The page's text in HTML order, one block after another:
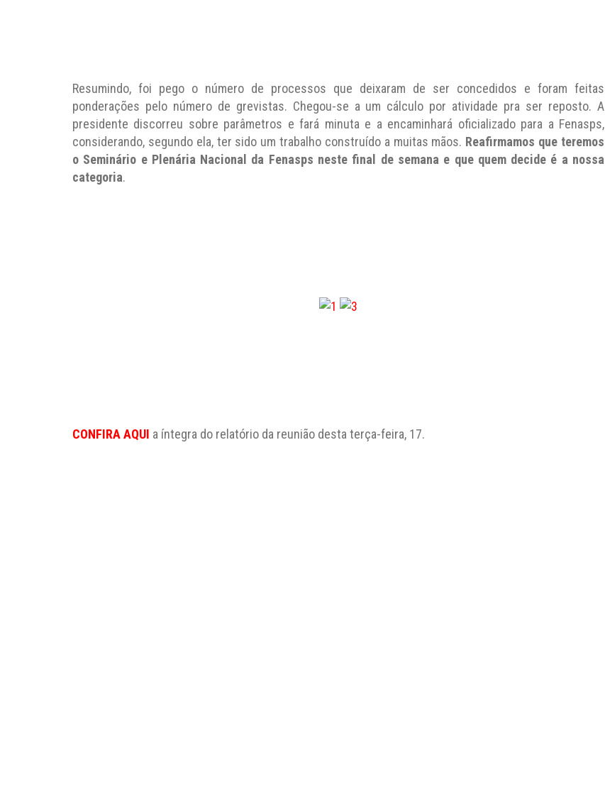
Resumindo, foi pego o número de processos que deixaram de ser concedidos e foram feitas
ponderações pelo número de grevistas. Chegou-se a um cálculo por atividade pra ser reposto. A
presidente discorreu sobre parâmetros e fará minuta e a encaminhará oficializado para a Fenasps,
considerando, segundo ela, ter sido um trabalho construído a muitas mãos. Reafirmamos que teremos
o Seminário e Plenária Nacional da Fenasps neste final de semana e que quem decide é a nossa
categoria.
CONFIRA AQUI a íntegra do relatório da reunião desta terça-feira, 17.